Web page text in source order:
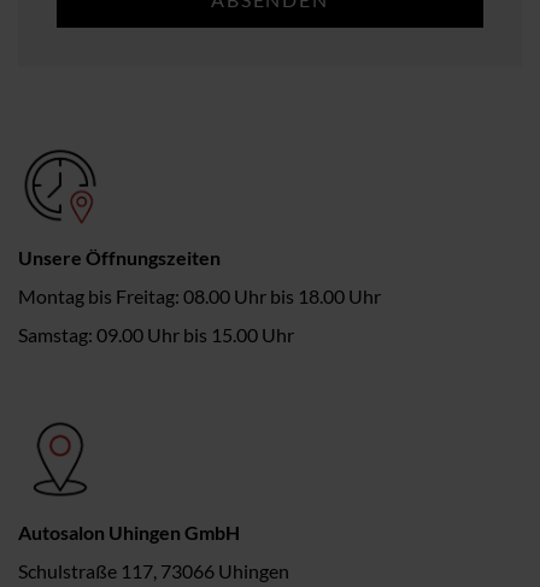
Unsere Öffnungszeiten
Montag bis Freitag: 08.00 Uhr bis 18.00 Uhr
Samstag: 09.00 Uhr bis 15.00 Uhr
Autosalon Uhingen GmbH
Schulstraße 117, 73066 Uhingen